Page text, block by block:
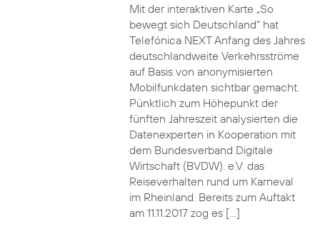
Mit der interaktiven Karte „So
bewegt sich Deutschland“ hat
Telefónica NEXT Anfang des Jahres
deutschlandweite Verkehrsströme
auf Basis von anonymisierten
Mobilfunkdaten sichtbar gemacht.
Pünktlich zum Höhepunkt der
fünften Jahreszeit analysierten die
Datenexperten in Kooperation mit
dem Bundesverband Digitale
Wirtschaft (BVDW). e.V. das
Reiseverhalten rund um Karneval
im Rheinland. Bereits zum Auftakt
am 11.11.2017 zog es […]